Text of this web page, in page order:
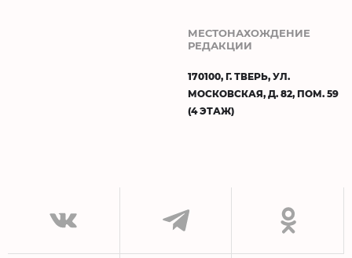
МЕСТОНАХОЖДЕНИЕ
РЕДАКЦИИ
170100, Г. ТВЕРЬ, УЛ.
МОСКОВСКАЯ, Д. 82, ПОМ. 59
(4 ЭТАЖ)